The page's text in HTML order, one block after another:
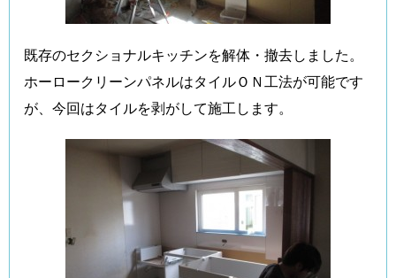
既存のセクショナルキッチンを解体・撤去しました。
ホーロークリーンパネルはタイルＯＮ工法が可能です
が、今回はタイルを剥がして施工します。